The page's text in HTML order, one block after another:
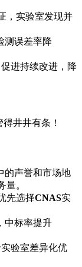
，实验室发现并
测误差率降
进持续改进，降
井井有条！
的声誉和市场地
量。
先选择CNAS实
，中标率提升
验室差异化优